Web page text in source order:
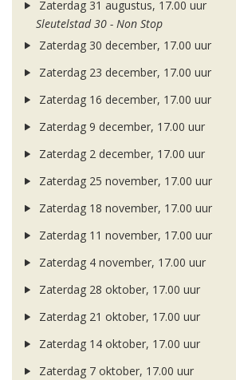
Zaterdag 31 augustus, 17.00 uur
Sleutelstad 30 - Non Stop
Zaterdag 30 december, 17.00 uur
Zaterdag 23 december, 17.00 uur
Zaterdag 16 december, 17.00 uur
Zaterdag 9 december, 17.00 uur
Zaterdag 2 december, 17.00 uur
Zaterdag 25 november, 17.00 uur
Zaterdag 18 november, 17.00 uur
Zaterdag 11 november, 17.00 uur
Zaterdag 4 november, 17.00 uur
Zaterdag 28 oktober, 17.00 uur
Zaterdag 21 oktober, 17.00 uur
Zaterdag 14 oktober, 17.00 uur
Zaterdag 7 oktober, 17.00 uur